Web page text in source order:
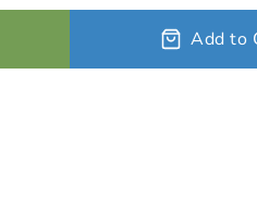
LBS)
Add to